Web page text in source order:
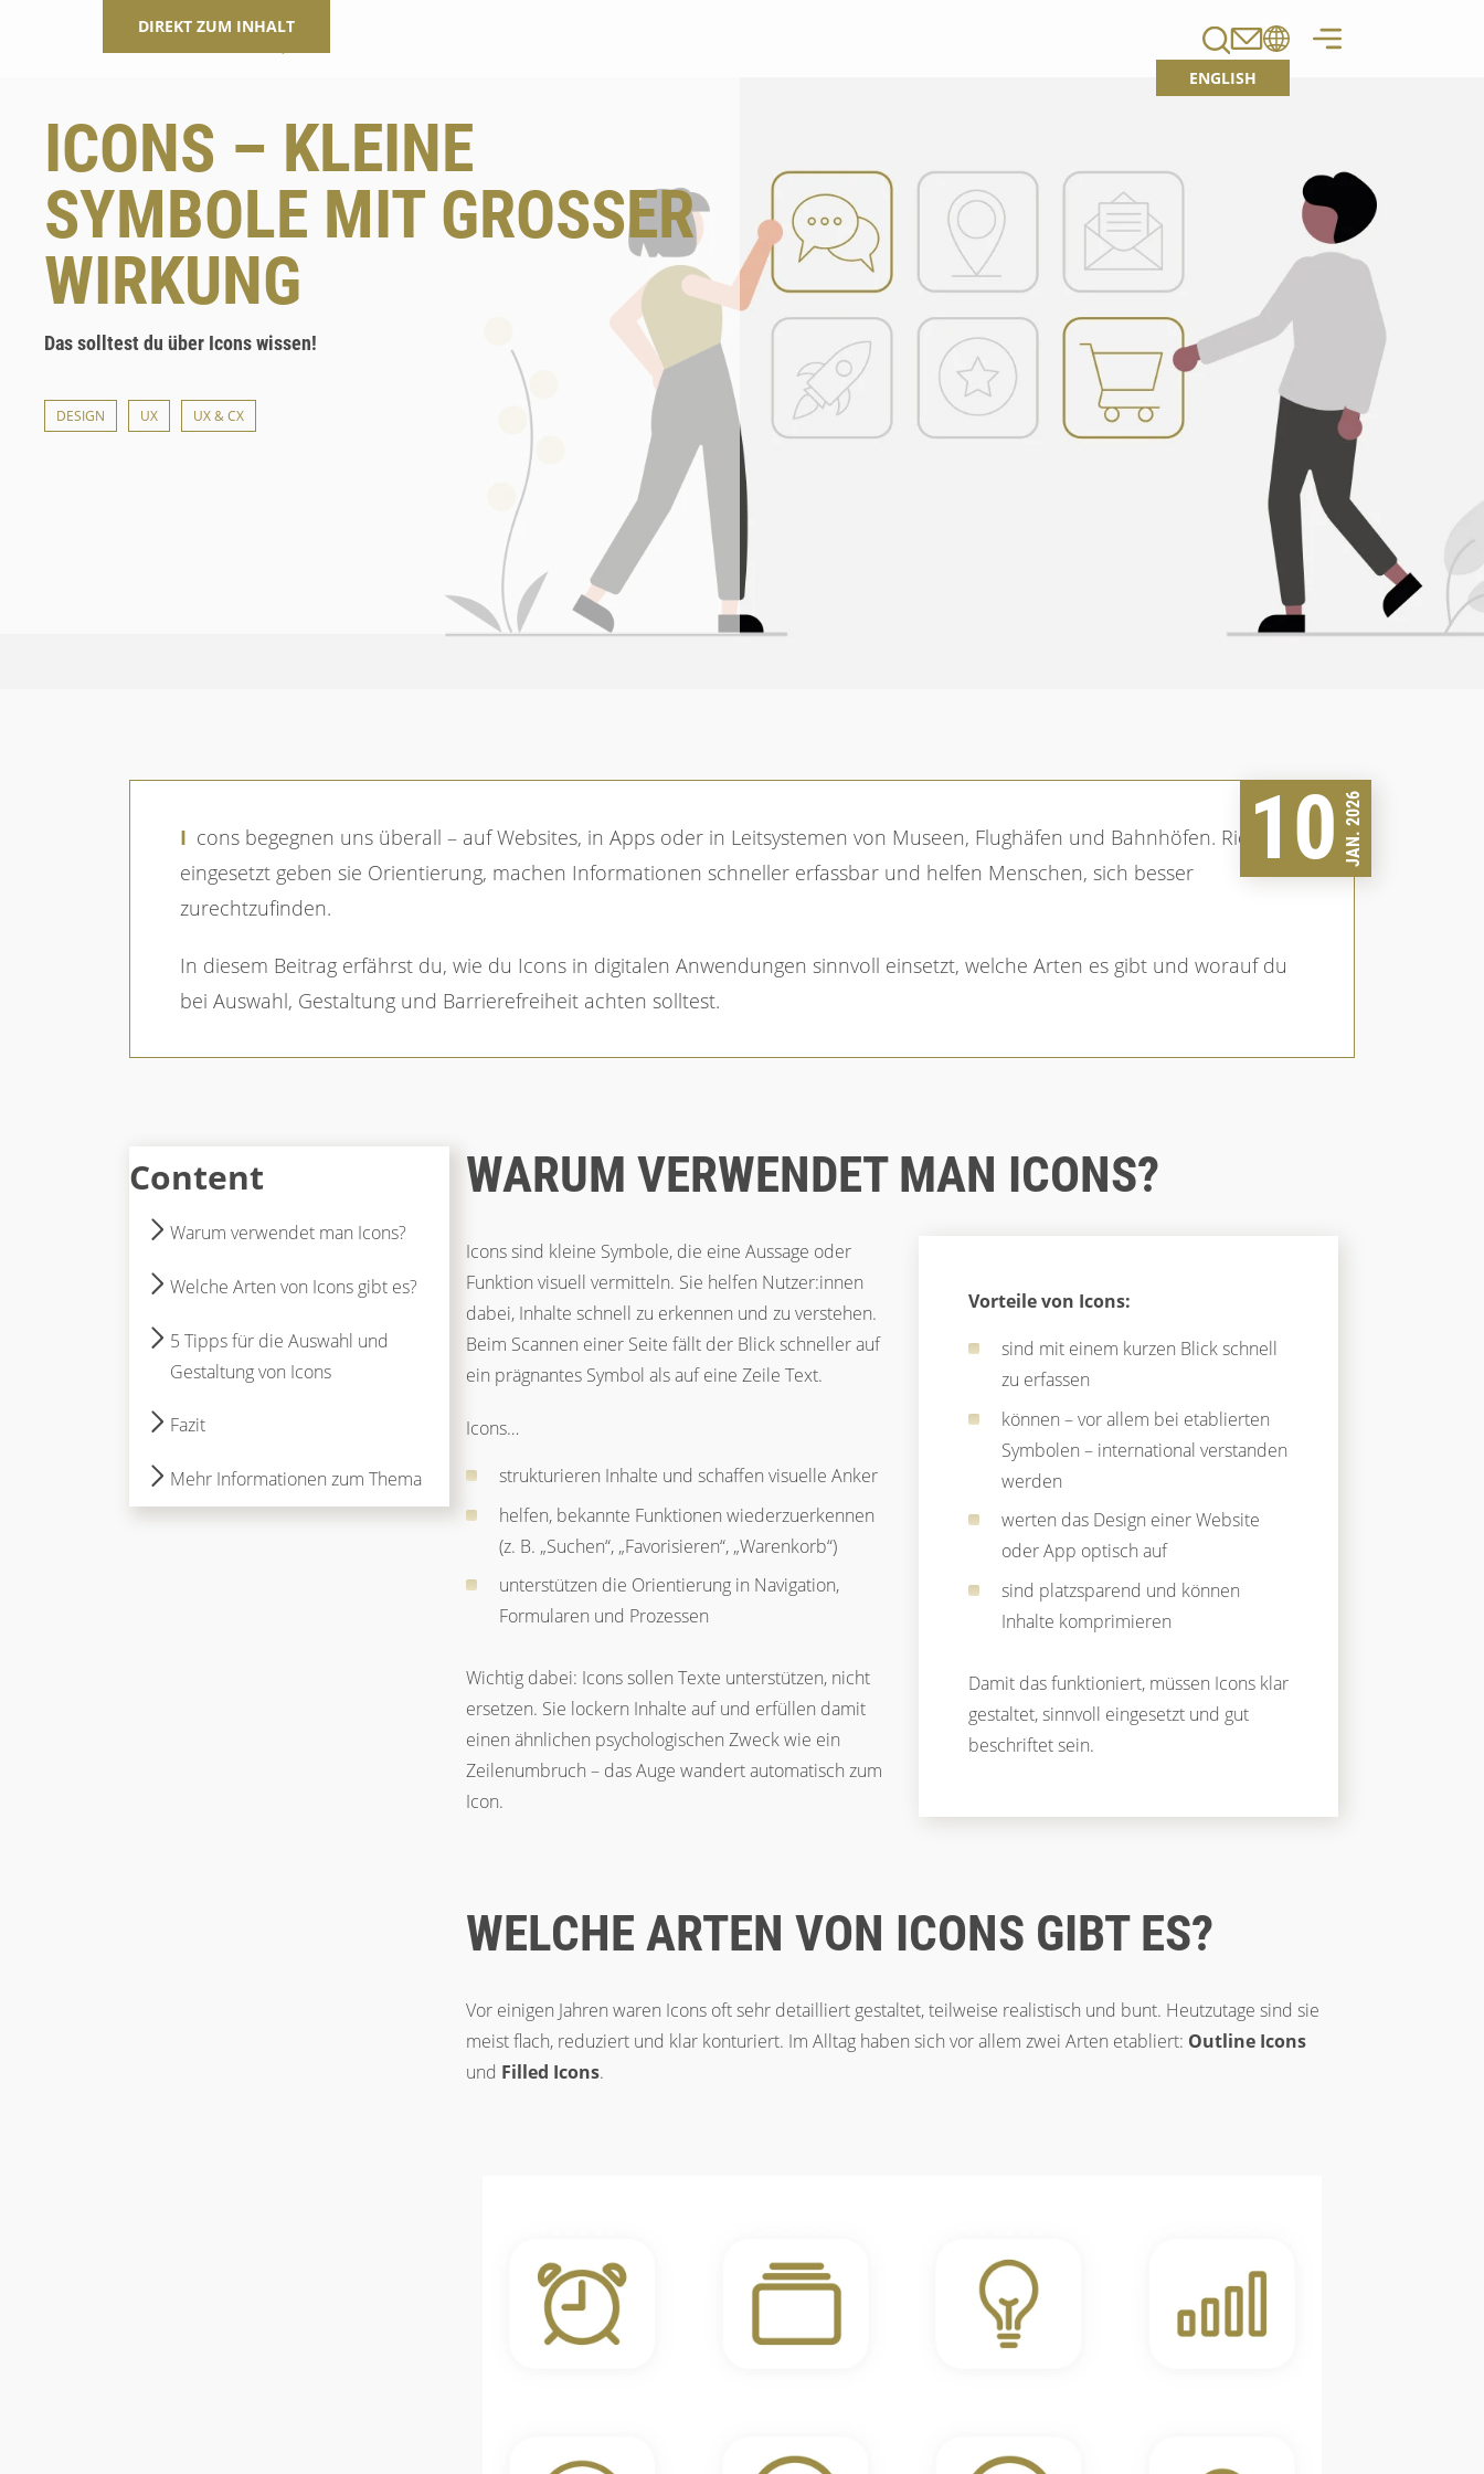
DIREKT ZUM INHALT
ENGLISH
ICONS – KLEINE
SYMBOLE MIT GROSSER W
IRKUNG
Das solltest du über Icons wissen!
DESIGN UX UX & CX
10JAN. 2026
Icons begegnen uns überall – auf Websites, in Apps oder in Leitsystemen von Museen, Flughäfen und Bahnhöfen. Richtig
eingesetzt geben sie Orientierung, machen Informationen schneller erfassbar und helfen Menschen, sich besser
zurechtzufinden.
In diesem Beitrag erfährst du, wie du Icons in digitalen Anwendungen sinnvoll einsetzt, welche Arten es gibt und worauf du
bei Auswahl, Gestaltung und Barrierefreiheit achten solltest.
Content
Warum verwendet man Icons?
Welche Arten von Icons gibt es?
5 Tipps für die Auswahl und
Gestaltung von Icons
Fazit
Mehr Informationen zum Thema
WARUM VERWENDET MAN ICONS?
Icons sind kleine Symbole, die eine Aussage oder
Funktion visuell vermitteln. Sie helfen Nutzer:innen
dabei, Inhalte schnell zu erkennen und zu verstehen.
Beim Scannen einer Seite fällt der Blick schneller auf
ein prägnantes Symbol als auf eine Zeile Text.
Icons…
strukturieren Inhalte und schaffen visuelle Anker
helfen, bekannte Funktionen wiederzuerkennen
(z. B. „Suchen“, „Favorisieren“, „Warenkorb“)
unterstützen die Orientierung in Navigation,
Formularen und Prozessen
Wichtig dabei: Icons sollen Texte unterstützen, nicht
ersetzen. Sie lockern Inhalte auf und erfüllen damit
einen ähnlichen psychologischen Zweck wie ein
Zeilenumbruch – das Auge wandert automatisch zum
Icon.
Vorteile von Icons:
sind mit einem kurzen Blick schnell
zu erfassen
können – vor allem bei etablierten
Symbolen – international verstanden
werden
werten das Design einer Website
oder App optisch auf
sind platzsparend und können
Inhalte komprimieren
Damit das funktioniert, müssen Icons klar
gestaltet, sinnvoll eingesetzt und gut
beschriftet sein.
WELCHE ARTEN VON ICONS GIBT ES?
Vor einigen Jahren waren Icons oft sehr detailliert gestaltet, teilweise realistisch und bunt. Heutzutage sind sie
meist flach, reduziert und klar konturiert. Im Alltag haben sich vor allem zwei Arten etabliert: Outline Icons
und Filled Icons.